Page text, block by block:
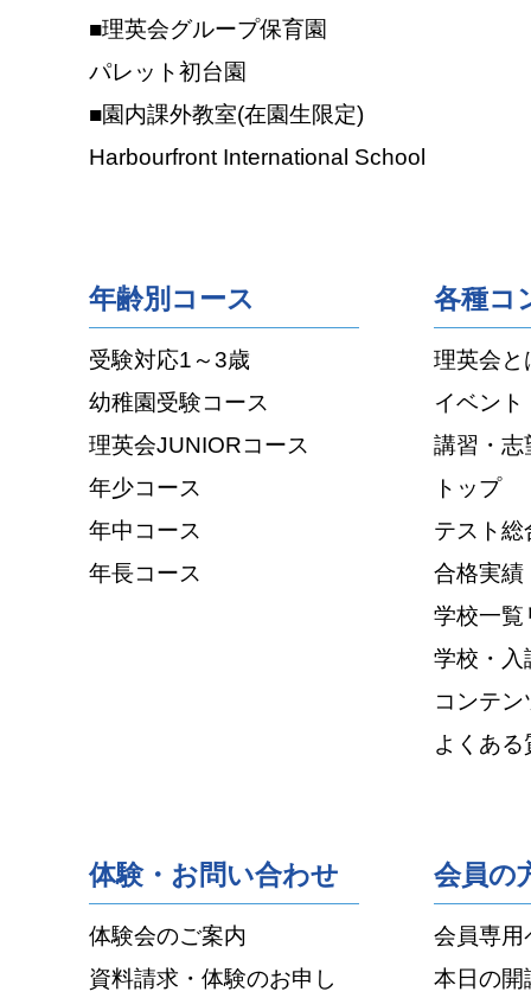
■理英会グループ保育園
パレット初台園
■園内課外教室(在園生限定)
Harbourfront International School
年齢別コース
受験対応1～3歳
幼稚園受験コース
理英会JUNIORコース
年少コース
年中コース
年長コース
各種コ
理英会と
イベント
講習・志
トップ
テスト総
合格実績
学校一覧
学校・入
コンテン
よくある
体験・お問い合わせ
体験会のご案内
資料請求・体験のお申し
会員の
会員専用
本日の開